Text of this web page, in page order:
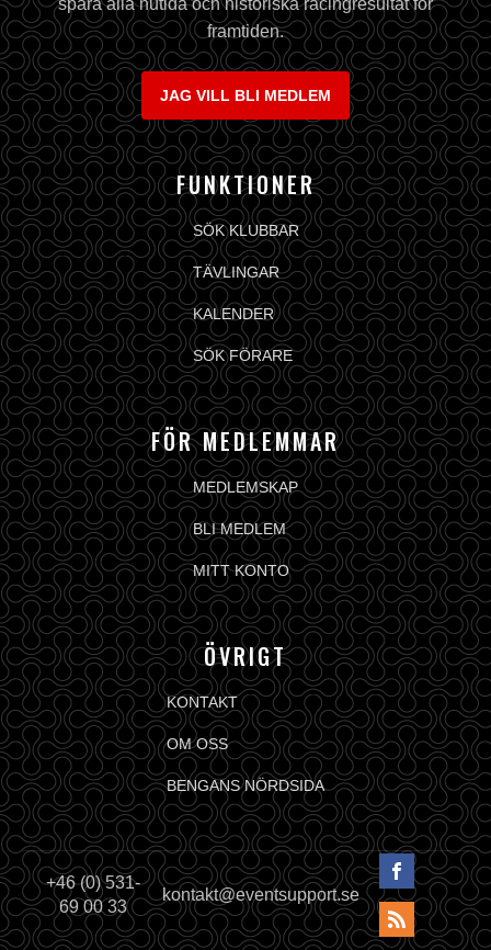
spara alla nutida och historiska racingresultat för
framtiden.
JAG VILL BLI MEDLEM
FUNKTIONER
SÖK KLUBBAR
TÄVLINGAR
KALENDER
SÖK FÖRARE
FÖR MEDLEMMAR
MEDLEMSKAP
BLI MEDLEM
MITT KONTO
ÖVRIGT
KONTAKT
OM OSS
BENGANS NÖRDSIDA
+46 (0) 531-
69 00 33
kontakt@eventsupport.se